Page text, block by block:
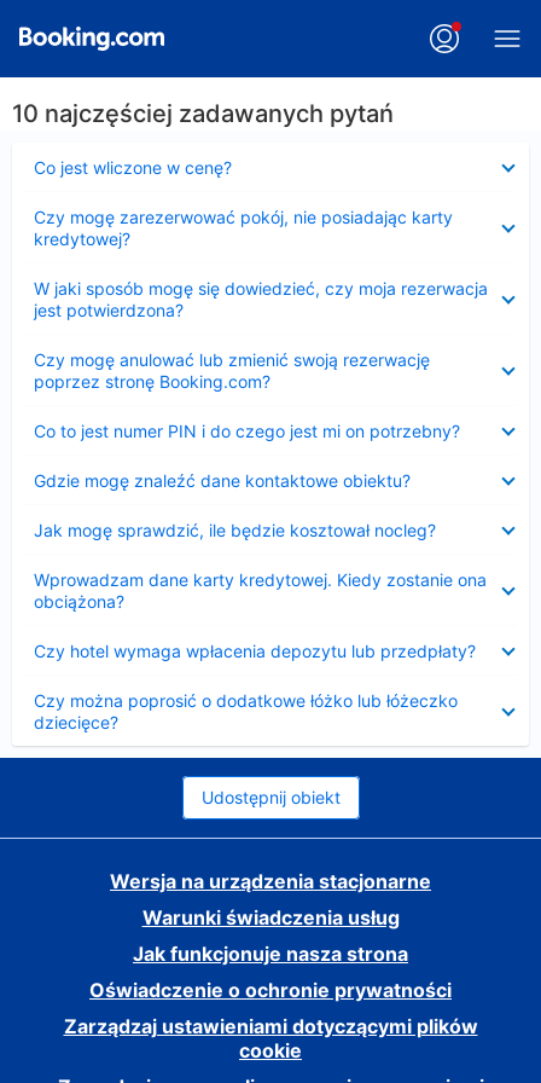
10 najczęściej zadawanych pytań
Co jest wliczone w cenę?
Czy mogę zarezerwować pokój, nie posiadając karty
kredytowej?
W jaki sposób mogę się dowiedzieć, czy moja rezerwacja
jest potwierdzona?
Czy mogę anulować lub zmienić swoją rezerwację
poprzez stronę Booking.com?
Co to jest numer PIN i do czego jest mi on potrzebny?
Gdzie mogę znaleźć dane kontaktowe obiektu?
Jak mogę sprawdzić, ile będzie kosztował nocleg?
Wprowadzam dane karty kredytowej. Kiedy zostanie ona
obciążona?
Czy hotel wymaga wpłacenia depozytu lub przedpłaty?
Czy można poprosić o dodatkowe łóżko lub łóżeczko
dziecięce?
Udostępnij obiekt
Wersja na urządzenia stacjonarne
Warunki świadczenia usług
Jak funkcjonuje nasza strona
Oświadczenie o ochronie prywatności
Zarządzaj ustawieniami dotyczącymi plików
cookie